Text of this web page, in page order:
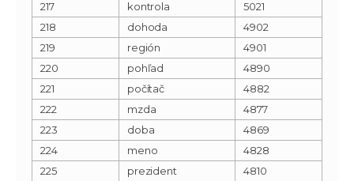
217
kontrola
5021
218
dohoda
4902
219
región
4901
220
pohľad
4890
221
počítač
4882
222
mzda
4877
223
doba
4869
224
meno
4828
225
prezident
4810